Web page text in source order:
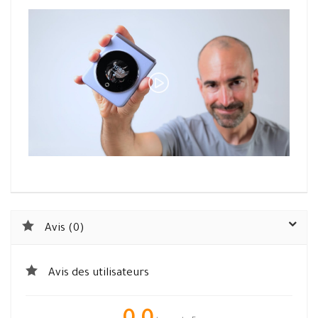
Avis (0)
Avis des utilisateurs